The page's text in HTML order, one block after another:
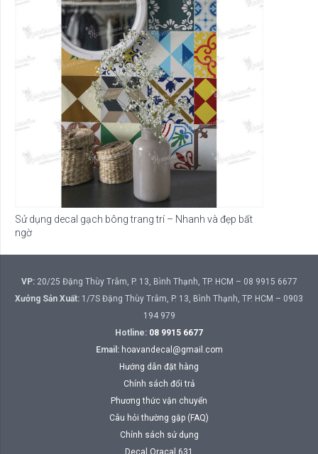
Sử dụng decal gạch bông trang trí – Nhanh và đẹp bất
ngờ
VP:20/25 Đặng Thùy Trâm, P. 13, Bình Thạnh, TP. HCM – 08 9915 6677
Xưởng Sản Xuất: 1/7S Đặng Thùy Trâm, P. 13, Bình Thạnh, TP. HCM – 0903
194 979
Hotline: 08 9915 6677
Email: hoavandecal@gmail.com
Hướng dẫn đặt hàng
Chính sách đổi trả
Phương thức vận chuyển
Câu hỏi thường gặp (FAQ)
Chính sách sử dụng